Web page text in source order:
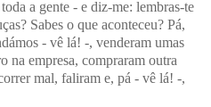
a gente - e diz-me: lembras-te
Sabes o que aconteceu? Pá,
- vê lá! -, venderam umas
na empresa, compraram outra
mal, faliram e, pá - vê lá! -,